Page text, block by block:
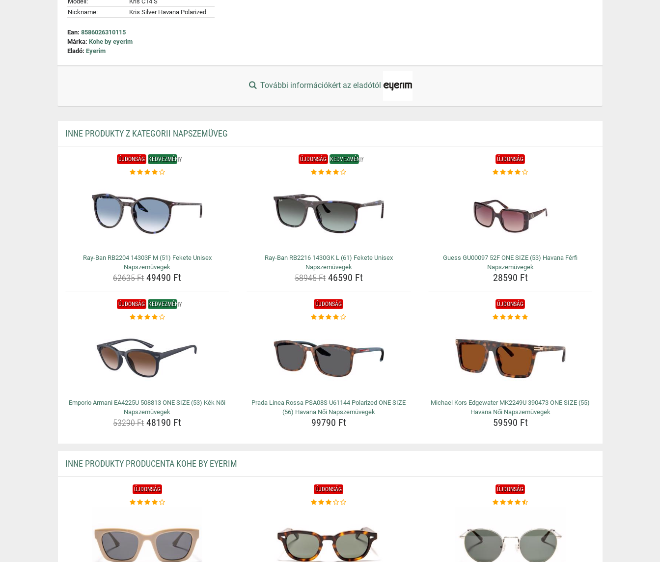
Nickname:
Kris Silver Havana Polarized
Ean: 8586026310115
Márka: Kohe by eyerim
Eladó: Eyerim
További információkért az eladótól
INNE PRODUKTY Z KATEGORII NAPSZEMÜVEG
ÚJDONSÁG KEDVEZMÉNY
Ray-Ban RB2204 14303F M (51) Fekete Unisex
Napszemüvegek
62635 Ft49490 Ft
ÚJDONSÁG KEDVEZMÉNY
Ray-Ban RB2216 1430GK L (61) Fekete Unisex
Napszemüvegek
58945 Ft46590 Ft
ÚJDONSÁG
Guess GU00097 52F ONE SIZE (53) Havana Férfi
Napszemüvegek
28590 Ft
ÚJDONSÁG KEDVEZMÉNY
Emporio Armani EA4225U 508813 ONE SIZE (53) Kék Női
Napszemüvegek
53290 Ft48190 Ft
ÚJDONSÁG
Prada Linea Rossa PSA08S U61144 Polarized ONE SIZE
(56) Havana Női Napszemüvegek
99790 Ft
ÚJDONSÁG
Michael Kors Edgewater MK2249U 390473 ONE SIZE (55)
Havana Női Napszemüvegek
59590 Ft
INNE PRODUKTY PRODUCENTA KOHE BY EYERIM
ÚJDONSÁG ÚJDONSÁG ÚJDONSÁG